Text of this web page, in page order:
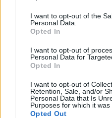
I want to opt-out of the
Personal Data.
Opted In
I want to opt-out of
Personal Data for
Opted In
I want to opt-out of
Retention, Sale, and/or
Personal Data that Is
Purposes for which it was
Opted Out
Επιστήμη- Υγεία: Οι
επιταχύνουν τη